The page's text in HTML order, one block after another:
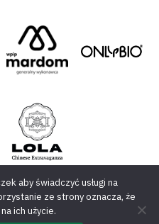
aby świadczyć usługi na
ze strony oznacza, że
ich użycie.